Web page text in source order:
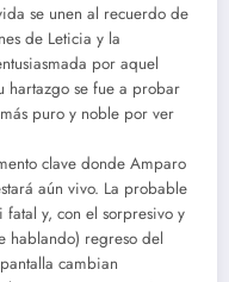
se unen al recuerdo de
de Leticia y la
por aquel
hartazgo se fue a probar
puro y noble por ver
clave donde Amparo
aún vivo. La probable
y, con el sorpresivo y
hablando) regreso del
cambian